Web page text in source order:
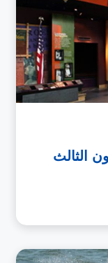
الثالث